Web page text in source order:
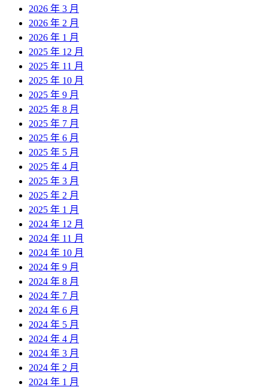
2026 年 3 月
2026 年 2 月
2026 年 1 月
2025 年 12 月
2025 年 11 月
2025 年 10 月
2025 年 9 月
2025 年 8 月
2025 年 7 月
2025 年 6 月
2025 年 5 月
2025 年 4 月
2025 年 3 月
2025 年 2 月
2025 年 1 月
2024 年 12 月
2024 年 11 月
2024 年 10 月
2024 年 9 月
2024 年 8 月
2024 年 7 月
2024 年 6 月
2024 年 5 月
2024 年 4 月
2024 年 3 月
2024 年 2 月
2024 年 1 月